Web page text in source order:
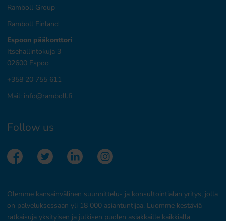
Ramboll Group
Ramboll Finland
Espoon pääkonttori
Itsehallintokuja 3
02600 Espoo
+358 20 755 611
Mail: info@ramboll.fi
Follow us
Olemme kansainvälinen suunnittelu- ja konsultointialan yritys, jolla
on palveluksessaan yli 18 000 asiantuntijaa. Luomme kestäviä
ratkaisuja yksityisen ja julkisen puolen asiakkaille kaikkialla